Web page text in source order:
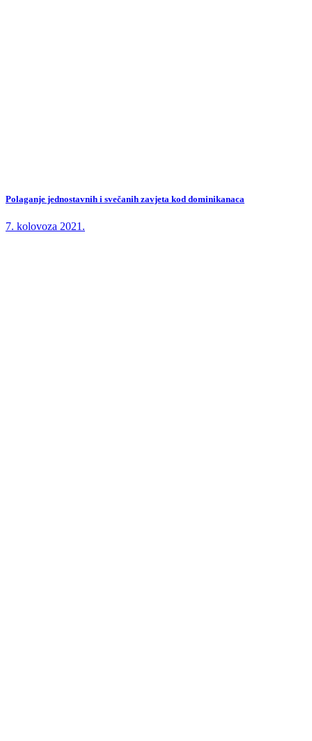
Polaganje jednostavnih i svečanih zavjeta kod dominikanaca
7. kolovoza 2021.